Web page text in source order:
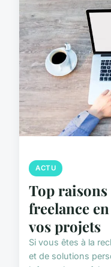
ACTU
Top
freelance
vos projets
Si vous êtes à la
et de solutions